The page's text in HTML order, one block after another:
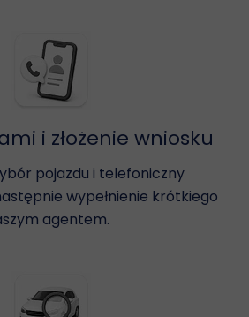
i złożenie wniosku
pojazdu i telefoniczny
wypełnienie krótkiego
agentem.